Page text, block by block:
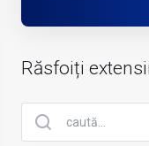
Răsfoiți